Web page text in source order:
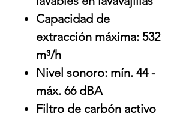
Capacidad de
extracción máxima: 532
m³/h
Nivel sonoro: mín. 44 -
máx. 66 dBA
Filtro de carbón activo